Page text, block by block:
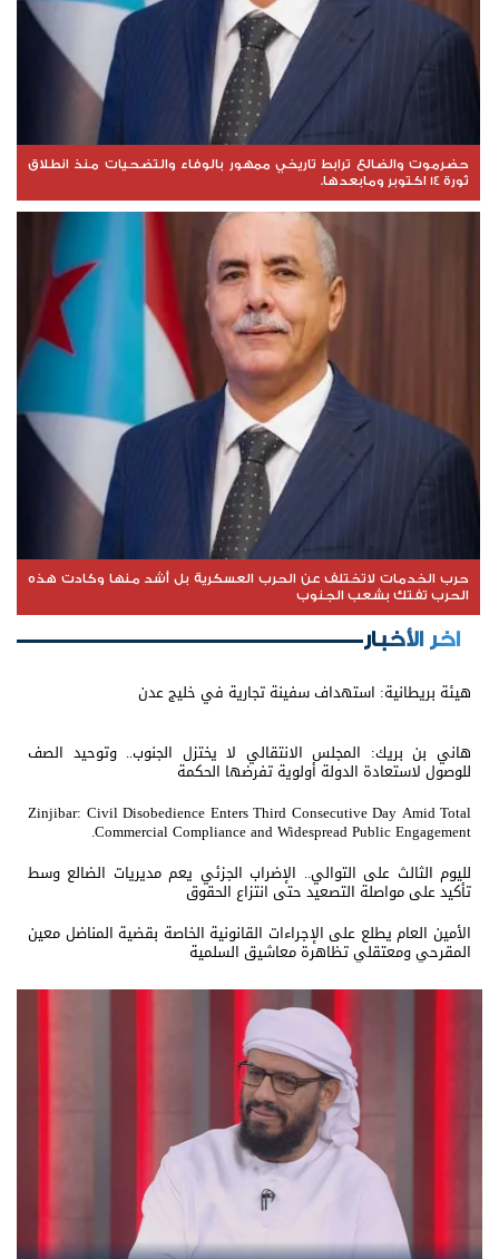
حضرموت والضالع ترابط تاريخي ممهور بالوفاء والتضحيات منذ انطلاق
ثورة 14 اكتوبر ومابعدها.
حرب الخدمات لاتختلف عن الحرب العسكرية بل أشد منها وكادت هذه
الحرب تفتك بشعب الجنوب
اخر الأخبار
هيئة بريطانية: استهداف سفينة تجارية في خليج عدن
هاني بن بريك: المجلس الانتقالي لا يختزل الجنوب.. وتوحيد الصف
للوصول لاستعادة الدولة أولوية تفرضها الحكمة
Zinjibar: Civil Disobedience Enters Third Consecutive Day Amid Total
Commercial Compliance and Widespread Public Engagement.
لليوم الثالث على التوالي.. الإضراب الجزئي يعم مديريات الضالع وسط
تأكيد على مواصلة التصعيد حتى انتزاع الحقوق
الأمين العام يطلع على الإجراءات القانونية الخاصة بقضية المناضل معين
المقرحي ومعتقلي تظاهرة معاشيق السلمية